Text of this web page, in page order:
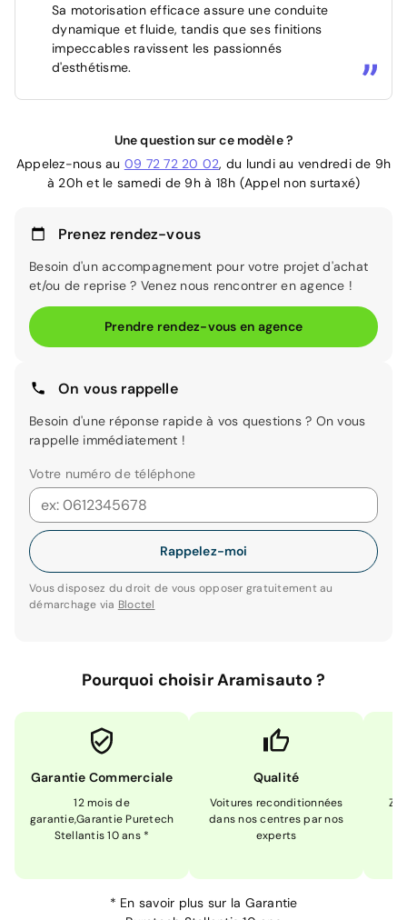
Sa motorisation efficace assure une conduite
dynamique et fluide, tandis que ses finitions
impeccables ravissent les passionnés
d'esthétisme.
Une question sur ce modèle ?
Appelez-nous au 09 72 72 20 02, du lundi au vendredi de 9h
à 20h et le samedi de 9h à 18h (Appel non surtaxé)
Prenez rendez-vous
Besoin d'un accompagnement pour votre projet d'achat
et/ou de reprise ? Venez nous rencontrer en agence !
Prendre rendez-vous en agence
On vous rappelle
Besoin d'une réponse rapide à vos questions ? On vous
rappelle immédiatement !
Votre numéro de téléphone
Rappelez-moi
Vous disposez du droit de vous opposer gratuitement au
démarchage via Bloctel
Pourquoi choisir Aramisauto ?
Garantie Commerciale
12 mois de
garantie,Garantie Puretech
Stellantis 10 ans *
Qualité
Voitures reconditionnées
dans nos centres par nos
experts
* En savoir plus sur la Garantie